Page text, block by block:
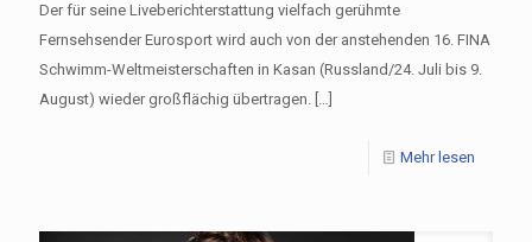
Der für seine Liveberichterstattung vielfach gerühmte
Fernsehsender Eurosport wird auch von der anstehenden 16. FINA
Schwimm-Weltmeisterschaften in Kasan (Russland/24. Juli bis 9.
August) wieder großflächig übertragen. […]
Mehr lesen